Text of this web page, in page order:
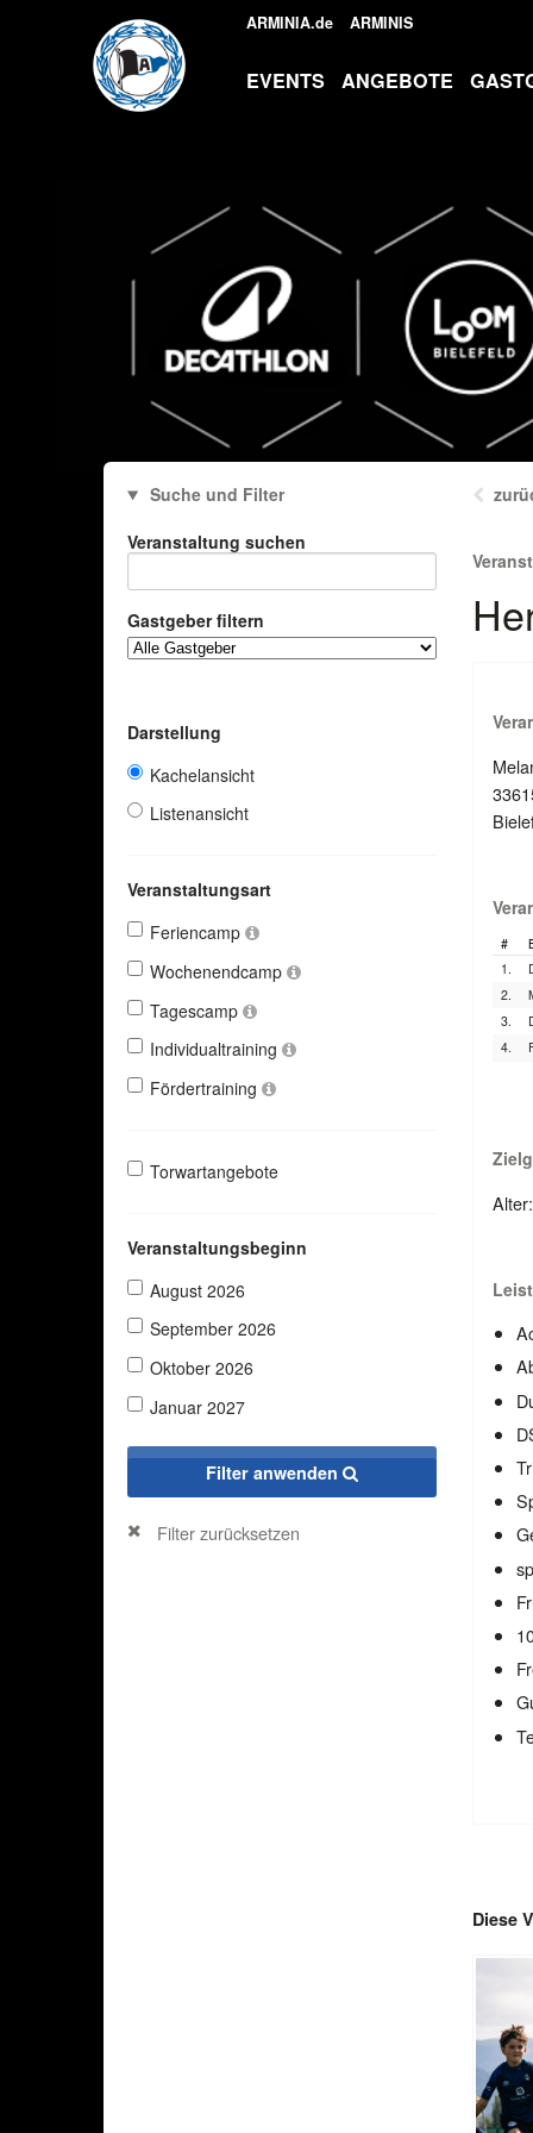
ARMINIA.de ARMINIS
EVENTS ANGEBOTE
Suche und Filter
Veranstaltung suchen
Gastgeber filtern
Darstellung
Kachelansicht
Listenansicht
Veranstaltungsart
Feriencamp
Wochenendcamp
Tagescamp
Individualtraining
Fördertraining
Torwartangebote
Veranstaltungsbeginn
August 2026
September 2026
Oktober 2026
Januar 2027
Filter anwenden
Filter zurücksetzen
#
1.
2.
3.
4.
Diese